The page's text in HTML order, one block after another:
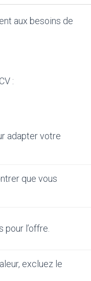
aux besoins de
:
adapter votre
que vous
l’offre.
excluez le